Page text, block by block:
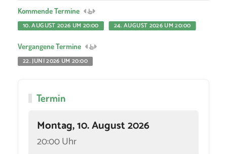
Kommende Termine
10. AUGUST 2026 UM 20:00
24. AUGUST 2026 UM 20:00
Vergangene Termine
22. JUNI 2026 UM 20:00
Termin
Montag, 10. August 2026
20:00 Uhr